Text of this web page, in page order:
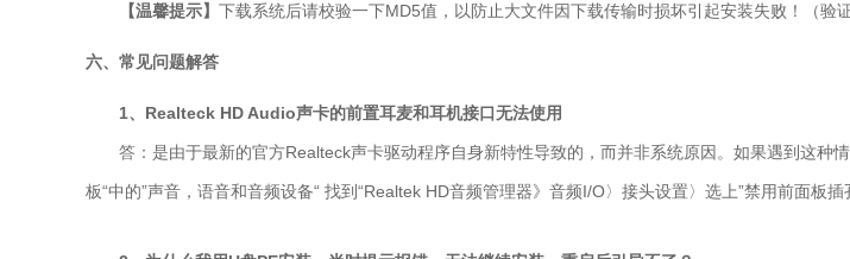
【温馨提示】 下载系统后请校验一下MD5值，以防止大文件因下载传输时损坏引起安装失败！（验
六、常见问题解答
1、Realteck HD Audio声卡的前置耳麦和耳机接口无法使用
答： 是由于最新的官方Realteck声卡驱动程序自身新特性导致的，而并非系统原因。如果遇到这种
板“中的”声音，语音和音频设备“ 找到“Realtek HD音频管理器》音频I/O〉接头设置〉选上”禁用前面板插